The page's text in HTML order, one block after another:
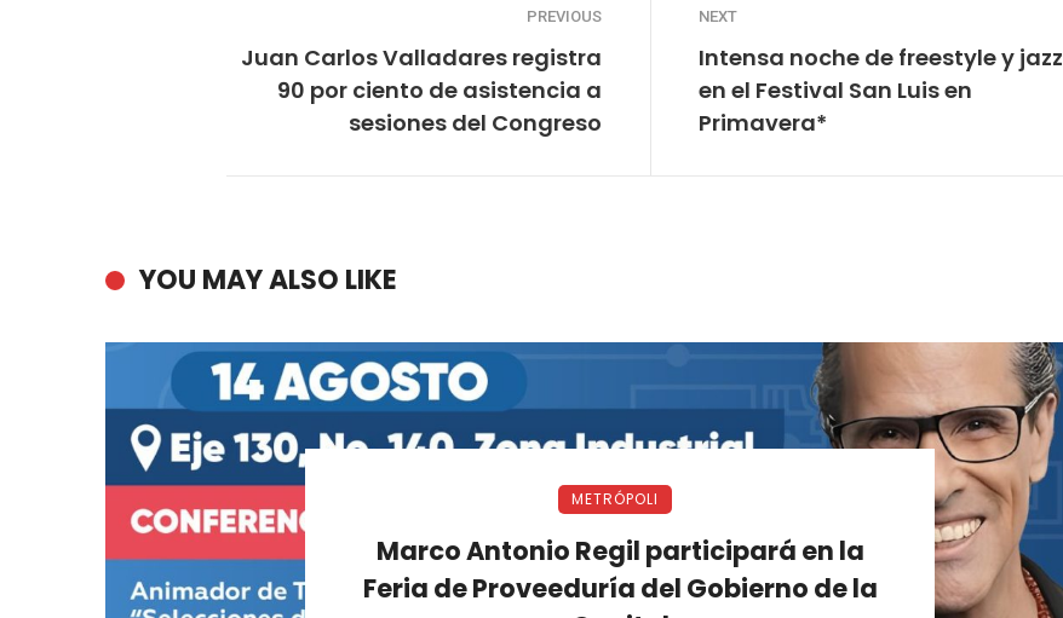
PREVIOUS
Juan Carlos Valladares registra
90 por ciento de asistencia a
sesiones del Congreso
NEXT
Intensa noche de freestyle y jazz
en el Festival San Luis en
Primavera*
YOU MAY ALSO LIKE
METRÓPOLI
Marco Antonio Regil participará en la
Feria de Proveeduría del Gobierno de la